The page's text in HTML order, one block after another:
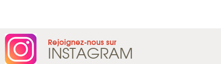
Rejoignez-nous sur
INSTAGRAM